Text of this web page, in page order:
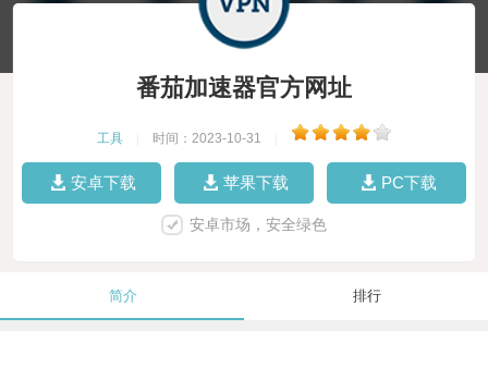
番茄加速器官方网址
工具 时间：2023-10-31
安卓下载 苹果下载 PC下载
安卓市场，安全绿色
简介 排行